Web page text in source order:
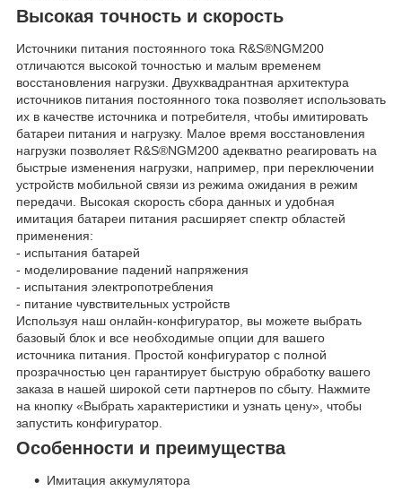
Высокая точность и скорость
Источники питания постоянного тока R&S®NGM200
отличаются высокой точностью и малым временем
восстановления нагрузки. Двухквадрантная архитектура
источников питания постоянного тока позволяет использовать
их в качестве источника и потребителя, чтобы имитировать
батареи питания и нагрузку. Малое время восстановления
нагрузки позволяет R&S®NGM200 адекватно реагировать на
быстрые изменения нагрузки, например, при переключении
устройств мобильной связи из режима ожидания в режим
передачи. Высокая скорость сбора данных и удобная
имитация батареи питания расширяет спектр областей
применения:
- испытания батарей
- моделирование падений напряжения
- испытания электропотребления
- питание чувствительных устройств
Используя наш онлайн-конфигуратор, вы можете выбрать
базовый блок и все необходимые опции для вашего
источника питания. Простой конфигуратор с полной
прозрачностью цен гарантирует быструю обработку вашего
заказа в нашей широкой сети партнеров по сбыту. Нажмите
на кнопку «Выбрать характеристики и узнать цену», чтобы
запустить конфигуратор.
Особенности и преимущества
Имитация аккумулятора